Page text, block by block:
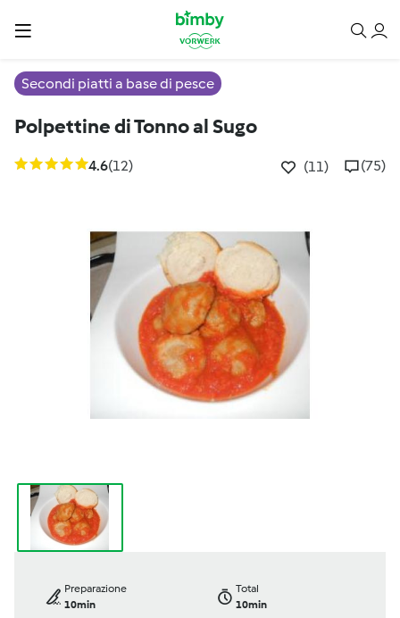
Secondi piatti a base di pesce
Polpettine di Tonno al Sugo
4.6(12) (11) (75)
Preparazione
10min
Total
10min